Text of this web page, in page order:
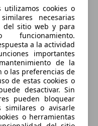
Hora
Hora
utilizamos cookies o
necesarias
del sitio web y para
a la actividad
importantes
de la
o las preferencias de
de estas cookies o
desactivar. Sin
pueden bloquear
similares o avisarle
o herramientas